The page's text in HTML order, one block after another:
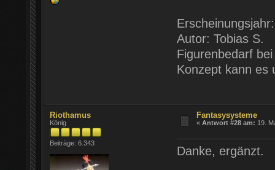
Autor: Tobias S.
Figurenbedarf
Konzept kann es
Riothamus
König
Beiträge: 6.343
Fantasysysteme
«Antwort #28 am: 19.
Danke, ergänzt.